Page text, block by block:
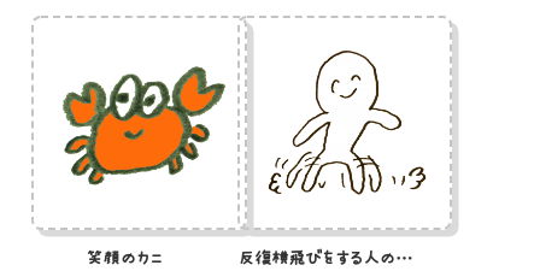
笑顔のカニ 反復横飛びをする人のイラスト